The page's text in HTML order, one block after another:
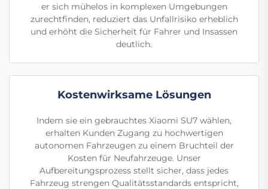
er sich mühelos in komplexen Umgebungen
zurechtfinden, reduziert das Unfallrisiko erheblich
und erhöht die Sicherheit für Fahrer und Insassen
deutlich.
Kostenwirksame Lösungen
Indem sie ein gebrauchtes Xiaomi SU7 wählen,
erhalten Kunden Zugang zu hochwertigen
autonomen Fahrzeugen zu einem Bruchteil der
Kosten für Neufahrzeuge. Unser
Aufbereitungsprozess stellt sicher, dass jedes
Fahrzeug strengen Qualitätsstandards entspricht,